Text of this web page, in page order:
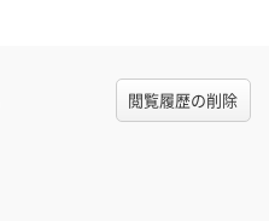
閲覧履歴の削除